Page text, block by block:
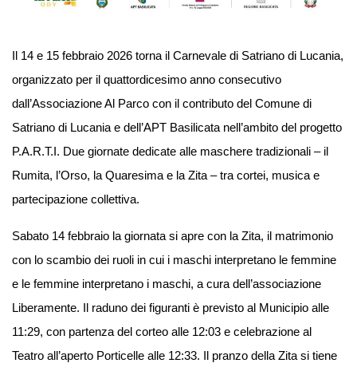
Il 14 e 15 febbraio 2026 torna il Carnevale di Satriano di Lucania,
organizzato per il quattordicesimo anno consecutivo
dall’Associazione Al Parco con il contributo del Comune di
Satriano di Lucania e dell’APT Basilicata nell’ambito del progetto
P.A.R.T.I. Due giornate dedicate alle maschere tradizionali – il
Rumita, l’Orso, la Quaresima e la Zita – tra cortei, musica e
partecipazione collettiva.
Sabato 14 febbraio la giornata si apre con la Zita, il matrimonio
con lo scambio dei ruoli in cui i maschi interpretano le femmine
e le femmine interpretano i maschi, a cura dell’associazione
Liberamente. Il raduno dei figuranti è previsto al Municipio alle
11:29, con partenza del corteo alle 12:03 e celebrazione al
Teatro all’aperto Porticelle alle 12:33. Il pranzo della Zita si tiene